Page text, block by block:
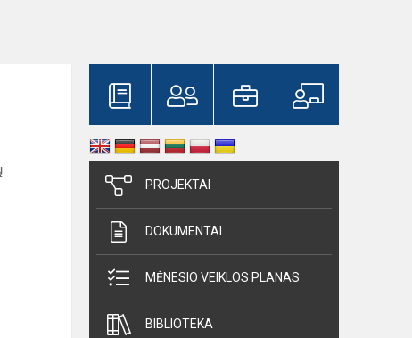
PROJEKTAI
DOKUMENTAI
MĖNESIO VEIKLOS PLANAS
BIBLIOTEKA